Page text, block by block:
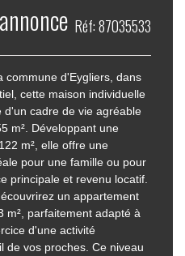
Réf: 87035533
commune d'Eygliers, dans
cette maison individuelle
d'un cadre de vie agréable
m². Développant une
m², elle offre une
pour une famille ou pour
principale et revenu locatif.
un appartement
m², parfaitement adapté à
d'une activité
de vos proches. Ce niveau